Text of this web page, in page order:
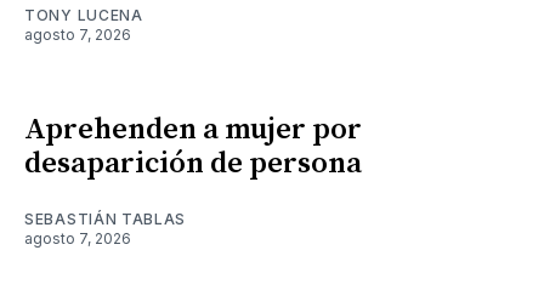
TONY LUCENA
agosto 7, 2026
Aprehenden a mujer por
desaparición de persona
SEBASTIÁN TABLAS
agosto 7, 2026